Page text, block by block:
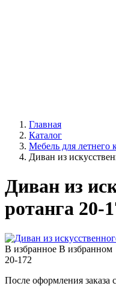
Главная
Каталог
Мебель для летнего
Диван из
Диван из
ротанга 20-
В избранное В избранном
20-172
После оформления заказа